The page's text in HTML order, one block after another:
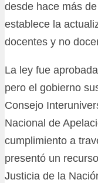
desde hace más
establece la
docentes y no
La ley fue
pero el gobierno
Consejo
Nacional de
cumplimiento a
presentó un
Justicia de la